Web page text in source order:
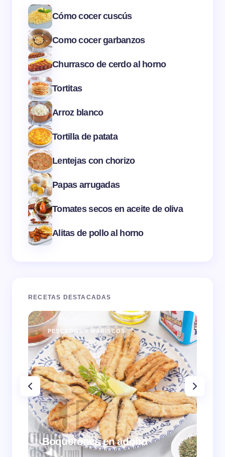
Cómo cocer cuscús
Como cocer garbanzos
Churrasco de cerdo al horno
Tortitas
Arroz blanco
Tortilla de patata
Lentejas con chorizo
Papas arrugadas
Tomates secos en aceite de oliva
Alitas de pollo al horno
RECETAS DESTACADAS
PESCADOS Y MARISCOS
Boquerones en adobo